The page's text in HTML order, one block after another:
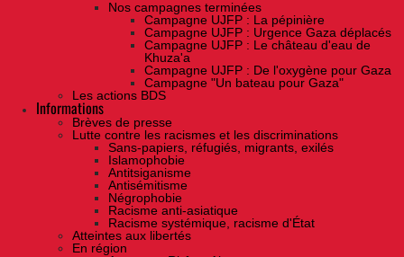
Nos campagnes terminées
Campagne UJFP : La pépinière
Campagne UJFP : Urgence Gaza déplacés
Campagne UJFP : Le château d'eau de
Khuza'a
Campagne UJFP : De l'oxygène pour Gaza
Campagne "Un bateau pour Gaza"
Les actions BDS
Informations
Brèves de presse
Lutte contre les racismes et les discriminations
Sans-papiers, réfugiés, migrants, exilés
Islamophobie
Antitsiganisme
Antisémitisme
Négrophobie
Racisme anti-asiatique
Racisme systémique, racisme d'État
Atteintes aux libertés
En région